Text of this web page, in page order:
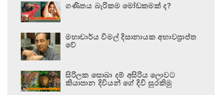
ගණිතය බැරිකම මෝඩකමක් ද?
මහාචාර්ය විමල් දිසානායක අභාවප්‍රාප්ත
වේ
සිරිලක සොබා දම් අසිරිය ලොවට
කියාපාන දිවියන් ගේ දිවි සුරකිමු